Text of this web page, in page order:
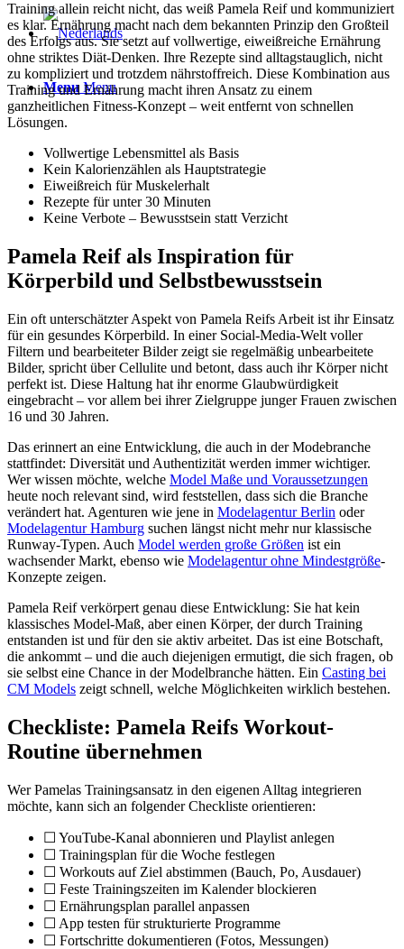
Menu Menu
Training allein reicht nicht, das weiß Pamela Reif und kommuniziert
es klar. Ernährung macht nach dem bekannten Prinzip den Großteil
des Erfolgs aus. Sie setzt auf vollwertige, eiweißreiche Ernährung
ohne striktes Diät-Denken. Ihre Rezepte sind alltagstauglich, nicht
zu kompliziert und trotzdem nährstoffreich. Diese Kombination aus
Training und Ernährung macht ihren Ansatz zu einem
ganzheitlichen Fitness-Konzept – weit entfernt von schnellen
Lösungen.
Vollwertige Lebensmittel als Basis
Kein Kalorienzählen als Hauptstrategie
Eiweißreich für Muskelerhalt
Rezepte für unter 30 Minuten
Keine Verbote – Bewusstsein statt Verzicht
Pamela Reif als Inspiration für
Körperbild und Selbstbewusstsein
Ein oft unterschätzter Aspekt von Pamela Reifs Arbeit ist ihr Einsatz
für ein gesundes Körperbild. In einer Social-Media-Welt voller
Filtern und bearbeiteter Bilder zeigt sie regelmäßig unbearbeitete
Bilder, spricht über Cellulite und betont, dass auch ihr Körper nicht
perfekt ist. Diese Haltung hat ihr enorme Glaubwürdigkeit
eingebracht – vor allem bei ihrer Zielgruppe junger Frauen zwischen
16 und 30 Jahren.
Das erinnert an eine Entwicklung, die auch in der Modebranche
stattfindet: Diversität und Authentizität werden immer wichtiger.
Wer wissen möchte, welche Model Maße und Voraussetzungen
heute noch relevant sind, wird feststellen, dass sich die Branche
verändert hat. Agenturen wie jene in Modelagentur Berlin oder
Modelagentur Hamburg suchen längst nicht mehr nur klassische
Runway-Typen. Auch Model werden große Größen ist ein
wachsender Markt, ebenso wie Modelagentur ohne Mindestgröße-
Konzepte zeigen.
Pamela Reif verkörpert genau diese Entwicklung: Sie hat kein
klassisches Model-Maß, aber einen Körper, der durch Training
entstanden ist und für den sie aktiv arbeitet. Das ist eine Botschaft,
die ankommt – und die auch diejenigen ermutigt, die sich fragen, ob
sie selbst eine Chance in der Modelbranche hätten. Ein Casting bei
CM Models zeigt schnell, welche Möglichkeiten wirklich bestehen.
Checkliste: Pamela Reifs Workout-
Routine übernehmen
Wer Pamelas Trainingsansatz in den eigenen Alltag integrieren
möchte, kann sich an folgender Checkliste orientieren:
☐ YouTube-Kanal abonnieren und Playlist anlegen
☐ Trainingsplan für die Woche festlegen
☐ Workouts auf Ziel abstimmen (Bauch, Po, Ausdauer)
☐ Feste Trainingszeiten im Kalender blockieren
☐ Ernährungsplan parallel anpassen
☐ App testen für strukturierte Programme
☐ Fortschritte dokumentieren (Fotos, Messungen)